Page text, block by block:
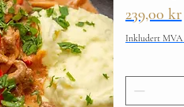
Pris
239,00 kr
Inkludert MVA